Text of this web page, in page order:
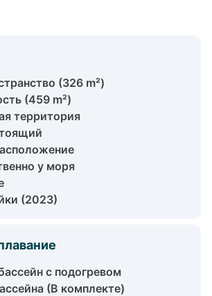
(326 m²)
(459 m²)
территория
у моря
(2023)
с подогревом
(В комплекте)